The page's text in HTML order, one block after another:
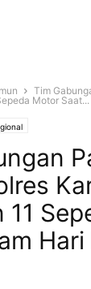
Tim
Motor Saat...
11
Hari